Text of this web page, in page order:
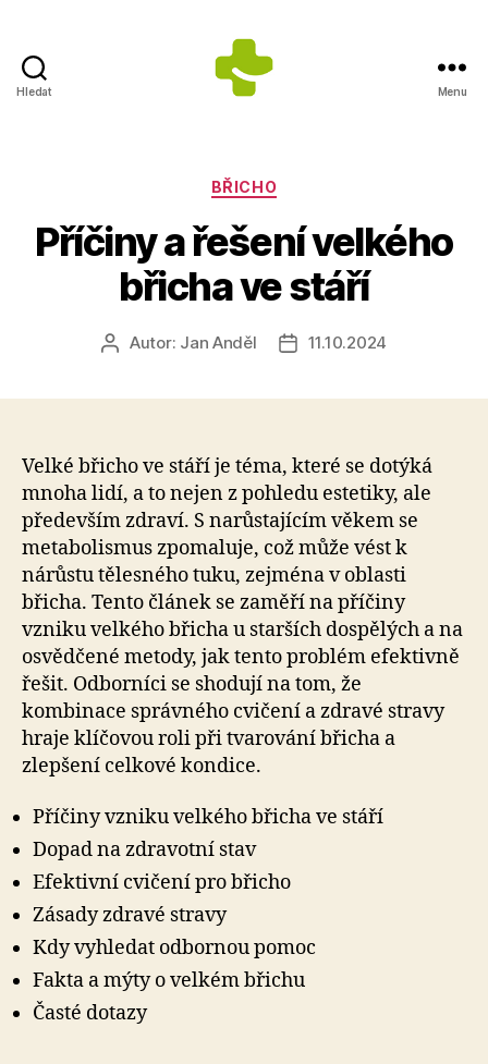
Hledat
s.r.o.
-
Výrobce
doplňků
stravy
Menu
Rubriky
BŘICHO
Příčiny a řešení velkého
břicha ve stáří
AutorAutor: Jan Anděl
Datum
11.10.2024
Velké břicho ve stáří je téma, které se dotýká
mnoha lidí, a to nejen z pohledu estetiky, ale
především zdraví. S narůstajícím věkem se
metabolismus zpomaluje, což může vést k
nárůstu tělesného tuku, zejména v oblasti
břicha. Tento článek se zaměří na příčiny
vzniku velkého břicha u starších dospělých a na
osvědčené metody, jak tento problém efektivně
řešit. Odborníci se shodují na tom, že
kombinace správného cvičení a zdravé stravy
hraje klíčovou roli při tvarování břicha a
zlepšení celkové kondice.
Příčiny vzniku velkého břicha ve stáří
Dopad na zdravotní stav
Efektivní cvičení pro břicho
Zásady zdravé stravy
Kdy vyhledat odbornou pomoc
Fakta a mýty o velkém břichu
Časté dotazy